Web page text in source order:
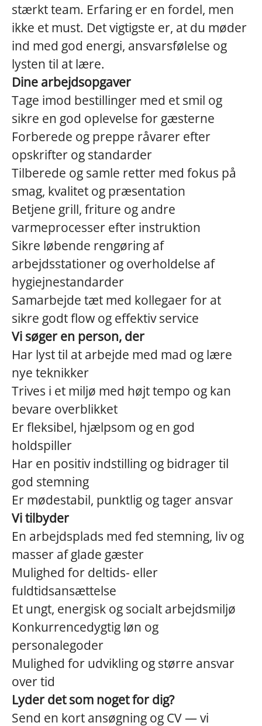
stærkt team. Erfaring er en fordel, men
ikke et must. Det vigtigste er, at du møder
ind med god energi, ansvarsfølelse og
lysten til at lære.
Dine arbejdsopgaver
Tage imod bestillinger med et smil og
sikre en god oplevelse for gæsterne
Forberede og preppe råvarer efter
opskrifter og standarder
Tilberede og samle retter med fokus på
smag, kvalitet og præsentation
Betjene grill, friture og andre
varmeprocesser efter instruktion
Sikre løbende rengøring af
arbejdsstationer og overholdelse af
hygiejnestandarder
Samarbejde tæt med kollegaer for at
sikre godt flow og effektiv service
Vi søger en person, der
Har lyst til at arbejde med mad og lære
nye teknikker
Trives i et miljø med højt tempo og kan
bevare overblikket
Er fleksibel, hjælpsom og en god
holdspiller
Har en positiv indstilling og bidrager til
god stemning
Er mødestabil, punktlig og tager ansvar
Vi tilbyder
En arbejdsplads med fed stemning, liv og
masser af glade gæster
Mulighed for deltids- eller
fuldtidsansættelse
Et ungt, energisk og socialt arbejdsmiljø
Konkurrencedygtig løn og
personalegoder
Mulighed for udvikling og større ansvar
over tid
Lyder det som noget for dig?
Send en kort ansøgning og CV — vi